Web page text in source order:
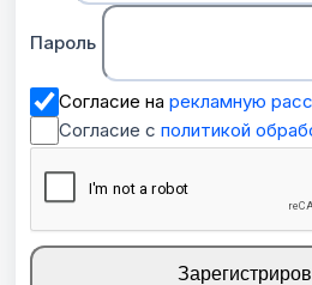
Пароль
Согласие на рекламную
Согласие с политикой